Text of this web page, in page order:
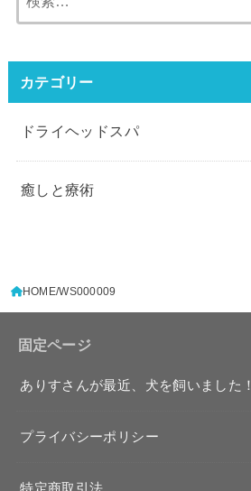
索:
カテゴリー
ドライヘッドスパ
癒しと療術
HOME WS000009
固定ページ
ありすさんが最近、犬を飼いました！
プライバシーポリシー